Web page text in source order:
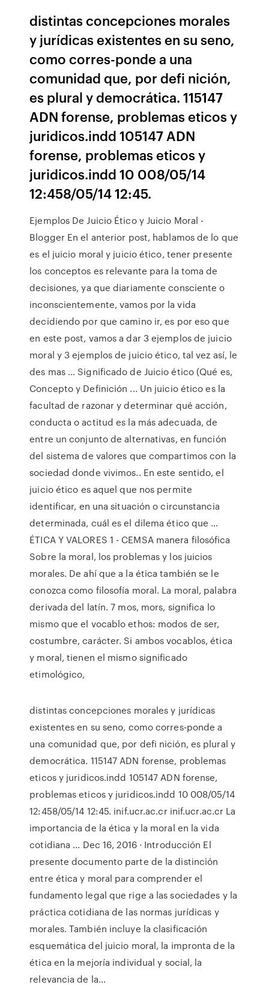
distintas concepciones morales
y jurídicas existentes en su seno,
como corres-ponde a una
comunidad que, por defi nición,
es plural y democrática. 115147
ADN forense, problemas eticos y
juridicos.indd 105147 ADN
forense, problemas eticos y
juridicos.indd 10 008/05/14
12:458/05/14 12:45.
Ejemplos De Juicio Ético y Juicio Moral -
Blogger En el anterior post, hablamos de lo que
es el juicio moral y juicio ético, tener presente
los conceptos es relevante para la toma de
decisiones, ya que diariamente consciente o
inconscientemente, vamos por la vida
decidiendo por que camino ir, es por eso que
en este post, vamos a dar 3 ejemplos de juicio
moral y 3 ejemplos de juicio ético, tal vez así, le
des mas … Significado de Juicio ético (Qué es,
Concepto y Definición ... Un juicio ético es la
facultad de razonar y determinar qué acción,
conducta o actitud es la más adecuada, de
entre un conjunto de alternativas, en función
del sistema de valores que compartimos con la
sociedad donde vivimos.. En este sentido, el
juicio ético es aquel que nos permite
identificar, en una situación o circunstancia
determinada, cuál es el dilema ético que …
ÉTICA Y VALORES 1 - CEMSA manera filosófica
Sobre la moral, los problemas y los juicios
morales. De ahí que a la ética también se le
conozca como filosofía moral. La moral, palabra
derivada del latín. 7 mos, mors, significa lo
mismo que el vocablo ethos: modos de ser,
costumbre, carácter. Si ambos vocablos, ética
y moral, tienen el mismo significado
etimológico,
distintas concepciones morales y jurídicas
existentes en su seno, como corres-ponde a
una comunidad que, por defi nición, es plural y
democrática. 115147 ADN forense, problemas
eticos y juridicos.indd 105147 ADN forense,
problemas eticos y juridicos.indd 10 008/05/14
12:458/05/14 12:45. inif.ucr.ac.cr inif.ucr.ac.cr La
importancia de la ética y la moral en la vida
cotidiana ... Dec 16, 2016 · Introducción El
presente documento parte de la distinción
entre ética y moral para comprender el
fundamento legal que rige a las sociedades y la
práctica cotidiana de las normas jurídicas y
morales. También incluye la clasificación
esquemática del juicio moral, la impronta de la
ética en la mejoría individual y social, la
relevancia de la…